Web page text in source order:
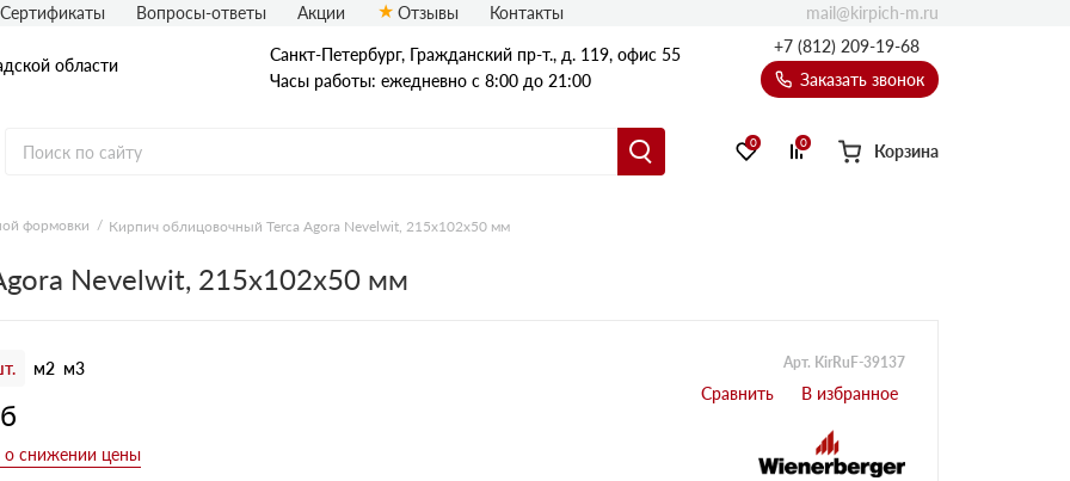
области
Санкт-Петербург, Граждaнский пр-т., д. 119, офис 55
Часы работы: ежедневно с 8:00 до 21:00
+7 (812) 209-19-68
Заказать звонок
Рядовой кирпич
Полнотелый
0 0 Корзина
Сертификаты Вопросы-ответы Акции Отзывы Контакты mail@kirpich-m.ru
формовки Кирпич облицовочный Terca Agora Nevelwit, 215х102х50 мм
Nevelwit, 215х102х50 мм
м2 м3 Арт. KirRuF-39137